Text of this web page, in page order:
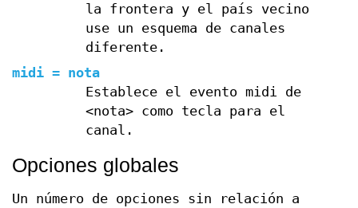
la frontera y el país vecino
use un esquema de canales
diferente.
midi = nota
Establece el evento midi de
<nota> como tecla para el
canal.
Opciones globales
Un número de opciones sin relación a